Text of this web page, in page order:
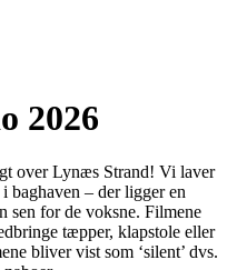
2026
over Lynæs Strand! Vi laver
baghaven – der ligger en
sen for de voksne. Filmene
tæpper, klapstole eller
bliver vist som ‘silent’ dvs.